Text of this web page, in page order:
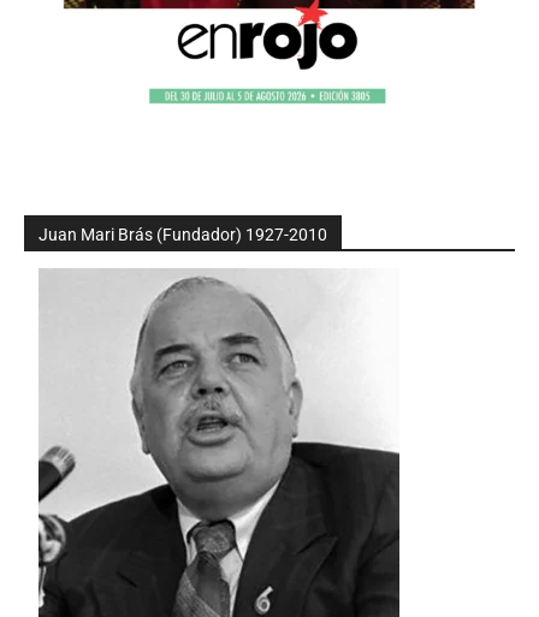
Juan Mari Brás (Fundador) 1927-2010